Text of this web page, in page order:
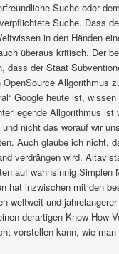
Suche oder
Suche. Dass
in den Händen
überaus kritisch. Der
dass der Staat
Allgorithmus
Google heute ist,
Allgorithmus ist
nicht das worauf wir
Auch glaube ich nicht,
verdrängen wird.
auf wahnsinnig Simplen
hat inzwischen mit den
weltweit und
derartigen Know-How
vorstellen kann, wie man